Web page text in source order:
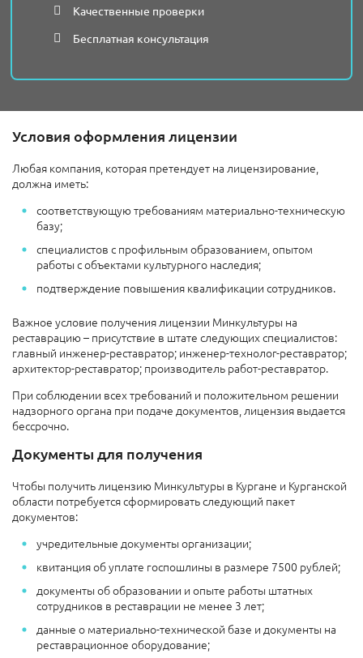
Качественные проверки
Бесплатная консультация
Условия оформления лицензии
Любая компания, которая претендует на лицензирование,
должна иметь:
соответствующую требованиям материально-техническую
базу;
специалистов с профильным образованием, опытом
работы с объектами культурного наследия;
подтверждение повышения квалификации сотрудников.
Важное условие получения лицензии Минкультуры на
реставрацию – присутствие в штате следующих специалистов:
главный инженер-реставратор; инженер-технолог-реставратор;
архитектор-реставратор; производитель работ-реставратор.
При соблюдении всех требований и положительном решении
надзорного органа при подаче документов, лицензия выдается
бессрочно.
Документы для получения
Чтобы получить лицензию Минкультуры в Кургане и Курганской
области потребуется сформировать следующий пакет
документов:
учредительные документы организации;
квитанция об уплате госпошлины в размере 7500 рублей;
документы об образовании и опыте работы штатных
сотрудников в реставрации не менее 3 лет;
данные о материально-технической базе и документы на
реставрационное оборудование;